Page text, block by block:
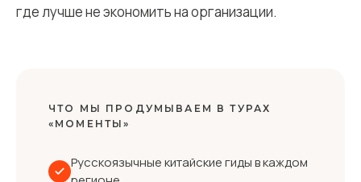
где лучше не экономить на организации.
ЧТО МЫ ПРОДУМЫВАЕМ В ТУРАХ
«МОМЕНТЫ»
Русскоязычные китайские гиды в каждом